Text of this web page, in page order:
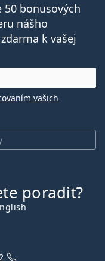
50 bonusových
nášho
k vašej
vašich
poradiť?